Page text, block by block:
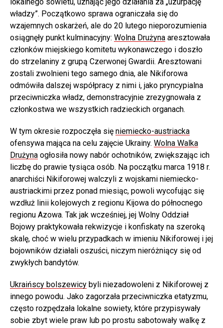
władzy”. Początkowo sprawa ograniczała się do
wzajemnych oskarżeń, ale do 20 lutego nieporozumienia
osiągnęły punkt kulminacyjny: Wolna Drużyna aresztowała
członków miejskiego komitetu wykonawczego i doszło
do strzelaniny z grupą Czerwonej Gwardii. Aresztowani
zostali zwolnieni tego samego dnia, ale Nikiforowa
odmówiła dalszej współpracy z nimi i, jako pryncypialna
przeciwniczka władz, demonstracyjnie zrezygnowała z
członkostwa we wszystkich radzieckich organach.
W tym okresie rozpoczęła się niemiecko-austriacka
ofensywa mająca na celu zajęcie Ukrainy. Wolna Walka
Drużyna ogłosiła nowy nabór ochotników, zwiększając ich
liczbę do prawie tysiąca osób. Na początku marca 1918 r.
anarchiści Nikiforowej walczyli z wojskami niemiecko-
austriackimi przez ponad miesiąc, powoli wycofując się
wzdłuż linii kolejowych z regionu Kijowa do północnego
regionu Azowa. Tak jak wcześniej, jej Wolny Oddział
Bojowy praktykowała rekwizycje i konfiskaty na szeroką
skalę, choć w wielu przypadkach w imieniu Nikiforowej i jej
bojowników działali oszuści, niczym nieróżniący się od
zwykłych bandytów.
Ukraińscy bolszewicy byli niezadowoleni z Nikiforowej z
innego powodu. Jako zagorzała przeciwniczka etatyzmu,
często rozpędzała lokalne sowiety, które przypisywały
sobie zbyt wiele praw lub po prostu sabotowały walkę z